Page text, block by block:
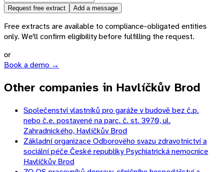
Request free extract Add a message
Free extracts are available to compliance-obligated entities
only. We'll confirm eligibility before fulfilling the request.
or
Book a demo →
Other companies in Havlíčkův Brod
Společenství vlastníků pro garáže v budově bez č.p.
nebo č.e. postavené na parc. č. st. 3970, ul.
Zahradnického, Havlíčkův Brod
Základní organizace Odborového svazu zdravotnictví a
sociální péče České republiky Psychiatrická nemocnice
Havlíčkův Brod